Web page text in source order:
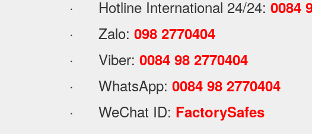
· Hotline International 24/24: 0084
· Zalo: 098 2770404
· Viber: 0084 98 2770404
· WhatsApp: 0084 98 2770404
· WeChat ID: FactorySafes